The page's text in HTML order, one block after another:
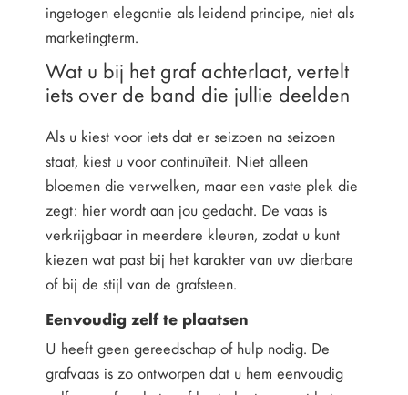
ingetogen elegantie als leidend principe, niet als
marketingterm.
Wat u bij het graf achterlaat, vertelt
iets over de band die jullie deelden
Als u kiest voor iets dat er seizoen na seizoen
staat, kiest u voor continuïteit. Niet alleen
bloemen die verwelken, maar een vaste plek die
zegt: hier wordt aan jou gedacht. De vaas is
verkrijgbaar in meerdere kleuren, zodat u kunt
kiezen wat past bij het karakter van uw dierbare
of bij de stijl van de grafsteen.
Eenvoudig zelf te plaatsen
U heeft geen gereedschap of hulp nodig. De
grafvaas is zo ontworpen dat u hem eenvoudig